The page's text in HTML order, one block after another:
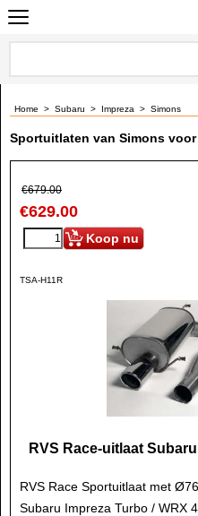
Home > Subaru > Impreza > Simons
Sportuitlaten van Simons voor
€679.00
€629.00
Koop nu
TSA-H11R
RVS Race-uitlaat
RVS Race Sportuitlaat met
Subaru Impreza Turbo / WRX